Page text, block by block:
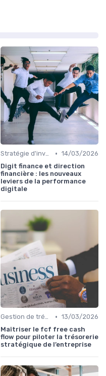
Stratégie d'investissement • 14/03/2026
Digit finance et direction
financière : les nouveaux
leviers de la performance
digitale
Gestion de trésorerie • 13/03/2026
Maîtriser le fcf free cash
flow pour piloter la trésorerie
stratégique de l’entreprise